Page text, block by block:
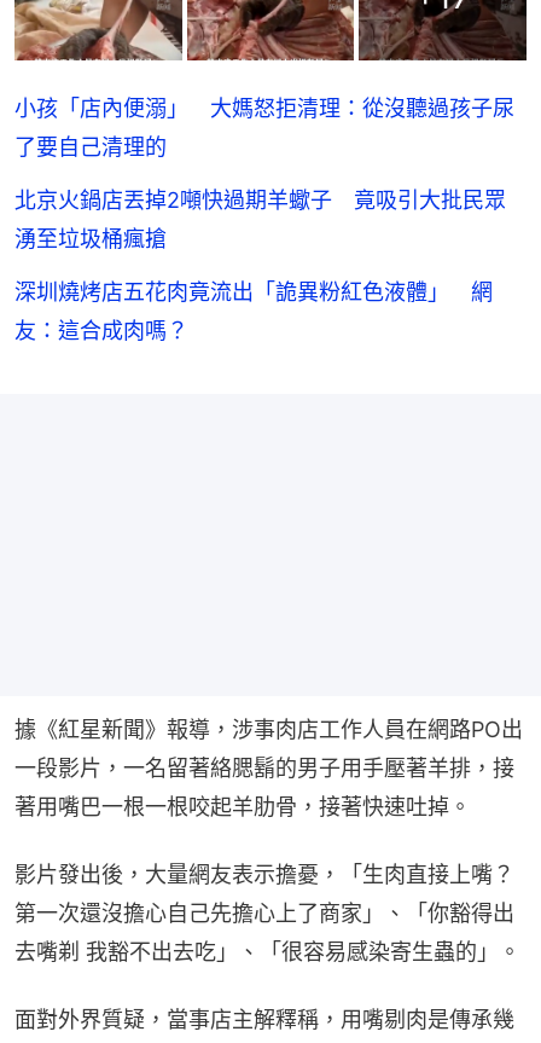
小孩「店內便溺」 大媽怒拒清理：從沒聽過孩子尿
了要自己清理的
北京火鍋店丟掉2噸快過期羊蠍子 竟吸引大批民眾
湧至垃圾桶瘋搶
深圳燒烤店五花肉竟流出「詭異粉紅色液體」 網
友：這合成肉嗎？
據《紅星新聞》報導，涉事肉店工作人員在網路PO出
一段影片，一名留著絡腮鬍的男子用手壓著羊排，接
著用嘴巴一根一根咬起羊肋骨，接著快速吐掉。
影片發出後，大量網友表示擔憂，「生肉直接上嘴？
第一次還沒擔心自己先擔心上了商家」、「你豁得出
去嘴剃 我豁不出去吃」、「很容易感染寄生蟲的」。
面對外界質疑，當事店主解釋稱，用嘴剔肉是傳承幾